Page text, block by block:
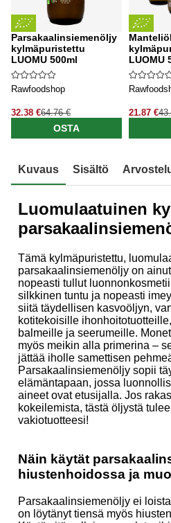
Parsakaalinsiemenöljy
kylmäpuristettu
LUOMU 500ml
Rawfoodshop
32.38 €64.76 €
OSTA
LUOMU
21.87 €
Kuvaus Sisältö
Luomulaatuinen
Tämä kylmäpuristettu,
parsakaalinsiemenöljy on
nopeasti tullut
silkkinen tuntu ja nopeasti
siitä täydellisen kasvoöljyn,
kotitekoisille
balmeille ja seerumeille.
myös meikin alla primerina –
jättää iholle samettisen
Parsakaalinsiemenöljy sopii
elämäntapaan, jossa
aineet ovat etusijalla. Jos
kokeilemista, tästä öljystä
vakiotuotteesi!
Näin käytät
hiustenhoidossa ja
Parsakaalinsiemenöljy ei
on löytänyt tiensä myös